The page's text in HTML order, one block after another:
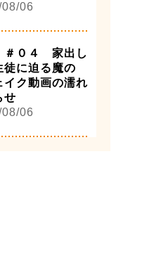
06
０４ 家出し
徒に迫る魔の
イク動画の濡れ
せ
06